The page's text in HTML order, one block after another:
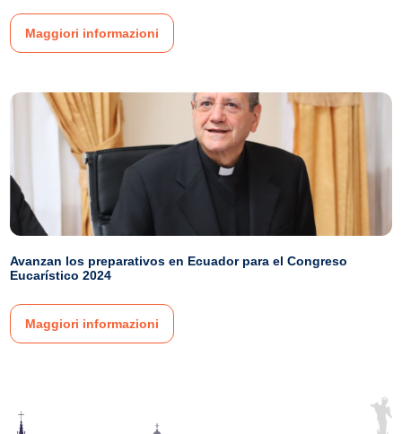
Maggiori informazioni
Avanzan los preparativos en Ecuador para el Congreso
Eucarístico 2024
Maggiori informazioni